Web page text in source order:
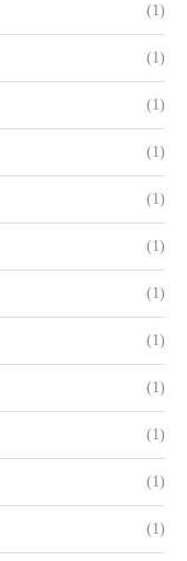
(1)
(1)
(1)
(1)
(1)
(1)
(1)
(1)
(1)
(1)
(1)
(1)